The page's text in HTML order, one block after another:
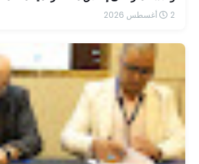
بسهولة
2 أغسطس 2026